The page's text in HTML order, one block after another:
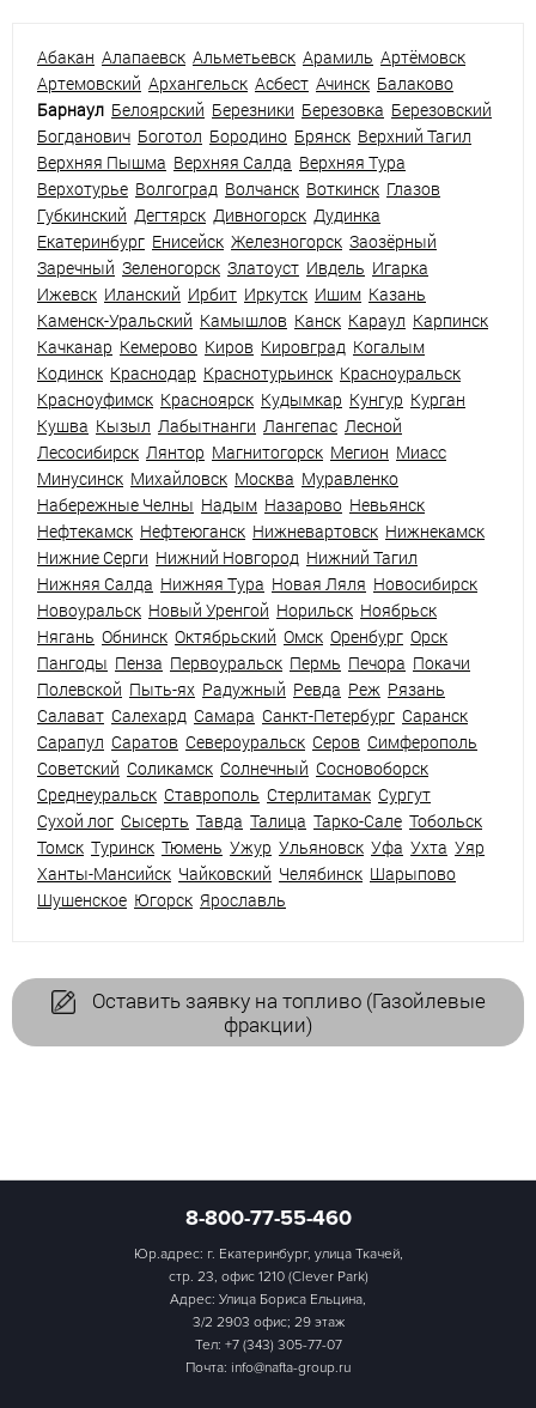
Абакан Алапаевск Альметьевск Арамиль Артёмовск
Артемовский Архангельск Асбест Ачинск Балаково
Барнаул Белоярский Березники Березовка Березовский
Богданович Боготол Бородино Брянск Верхний Тагил
Верхняя Пышма Верхняя Салда Верхняя Тура
Верхотурье Волгоград Волчанск Воткинск Глазов
Губкинский Дегтярск Дивногорск Дудинка
Екатеринбург Енисейск Железногорск Заозёрный
Заречный Зеленогорск Златоуст Ивдель Игарка
Ижевск Иланский Ирбит Иркутск Ишим Казань
Каменск-Уральский Камышлов Канск Караул Карпинск
Качканар Кемерово Киров Кировград Когалым
Кодинск Краснодар Краснотурьинск Красноуральск
Красноуфимск Красноярск Кудымкар Кунгур Курган
Кушва Кызыл Лабытнанги Лангепас Лесной
Лесосибирск Лянтор Магнитогорск Мегион Миасс
Минусинск Михайловск Москва Муравленко
Набережные Челны Надым Назарово Невьянск
Нефтекамск Нефтеюганск Нижневартовск Нижнекамск
Нижние Серги Нижний Новгород Нижний Тагил
Нижняя Салда Нижняя Тура Новая Ляля Новосибирск
Новоуральск Новый Уренгой Норильск Ноябрьск
Нягань Обнинск Октябрьский Омск Оренбург Орск
Пангоды Пенза Первоуральск Пермь Печора Покачи
Полевской Пыть-ях Радужный Ревда Реж Рязань
Салават Салехард Самара Санкт-Петербург Саранск
Сарапул Саратов Североуральск Серов Симферополь
Советский Соликамск Солнечный Сосновоборск
Среднеуральск Ставрополь Стерлитамак Сургут
Сухой лог Сысерть Тавда Талица Тарко-Сале Тобольск
Томск Туринск Тюмень Ужур Ульяновск Уфа Ухта Уяр
Ханты-Мансийск Чайковский Челябинск Шарыпово
Шушенское Югорск Ярославль
Оставить заявку на топливо (Газойлевые
фракции)
8-800-77-55-460
Юр.адрес: г. Екатеринбург, улица Ткачей,
стр. 23, офис 1210 (Clever Park)
Адрес: Улица Бориса Ельцина,
3/2 2903 офис; 29 этаж
Тел: +7 (343) 305-77-07
Почта: info@nafta-group.ru